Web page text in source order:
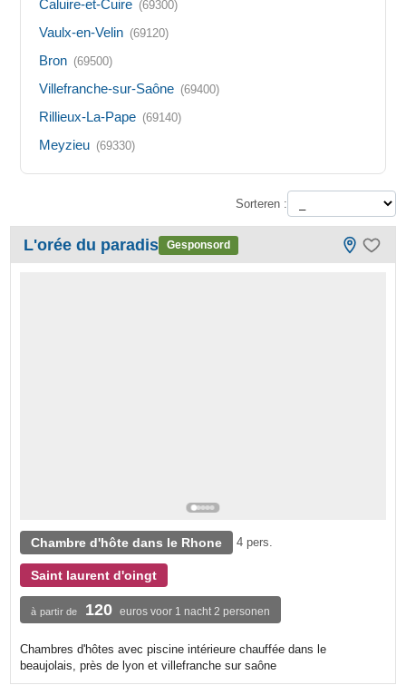
Caluire-et-Cuire (69300)
Vaulx-en-Velin (69120)
Bron (69500)
Villefranche-sur-Saône (69400)
Rillieux-La-Pape (69140)
Meyzieu (69330)
Sorteren :
L'orée du paradis Gesponsord
Chambre d'hôte dans le Rhone 4 pers.
Saint laurent d'oingt
à partir de 120 euros voor 1 nacht 2 personen
Chambres d'hôtes avec piscine intérieure chauffée dans le
beaujolais, près de lyon et villefranche sur saône